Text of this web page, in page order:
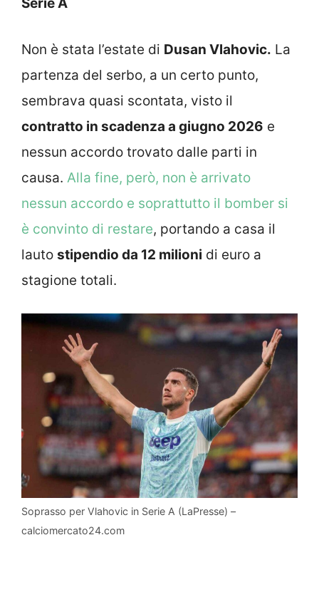
Serie A
Non è stata l’estate di Dusan Vlahovic. La
partenza del serbo, a un certo punto,
sembrava quasi scontata, visto il
contratto in scadenza a giugno 2026 e
nessun accordo trovato dalle parti in
causa. Alla fine, però, non è arrivato
nessun accordo e soprattutto il bomber si
è convinto di restare, portando a casa il
lauto stipendio da 12 milioni di euro a
stagione totali.
Soprasso per Vlahovic in Serie A (LaPresse) –
calciomercato24.com